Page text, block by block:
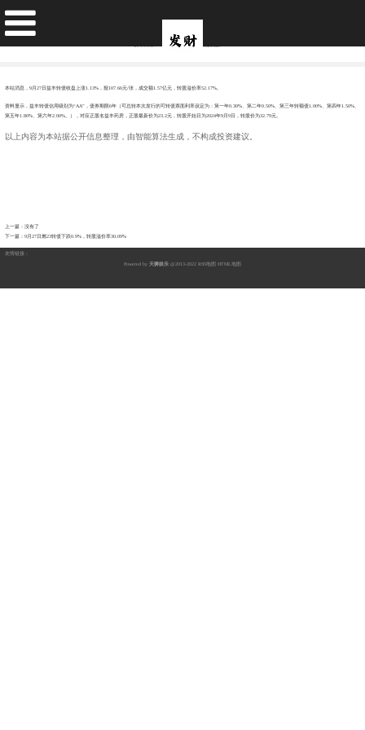
9月27日益丰转债上涨1.13%，转股溢价率52.17%
发布日期：2024-10-14 16:57 点击次数：207
本站消息，9月27日益丰转债收盘上涨1.13%，报107.66元/张，成交额1.57亿元，转股溢价率52.17%。
资料显示，益丰转债信用级别为“AA”，债券期限6年（可总转本次发行的可转债票面利率设定为：第一年0.30%、第二年0.50%、第三年转额债1.00%、第四年1.50%、
第五年1.80%、第六年2.00%。），对应正股名益丰药房，正股最新价为23.2元，转股开始日为2024年9月9日，转股价为32.79元。
以上内容为本站据公开信息整理，由智能算法生成，不构成投资建议。
上一篇：没有了
下一篇： 9月27日燃23转债下跌0.9%，转股溢价率30.09%
友情链接：
Powered by 天狮娱乐 @2013-2022 RSS地图 HTML地图